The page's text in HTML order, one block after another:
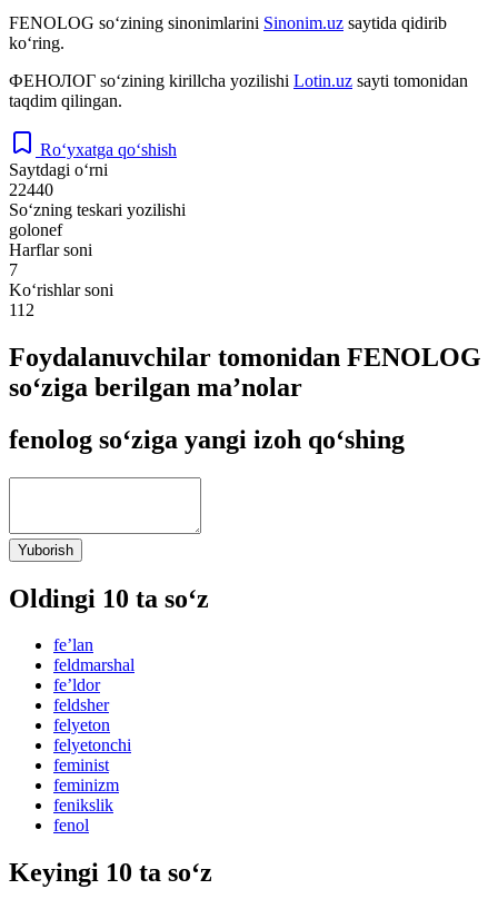
FENOLOG so‘zining sinonimlarini Sinonim.uz saytida qidirib
ko‘ring.
ФЕНОЛОГ so‘zining kirillcha yozilishi Lotin.uz sayti tomonidan
taqdim qilingan.
Ro‘yxatga qo‘shish
Saytdagi o‘rni
22440
So‘zning teskari yozilishi
golonef
Harflar soni
7
Ko‘rishlar soni
112
Foydalanuvchilar tomonidan FENOLOG
so‘ziga berilgan ma’nolar
fenolog so‘ziga yangi izoh qo‘shing
Yuborish
Oldingi 10 ta so‘z
feʼlan
feldmarshal
feʼldor
feldsher
felyeton
felyetonchi
feminist
feminizm
fenikslik
fenol
Keyingi 10 ta so‘z